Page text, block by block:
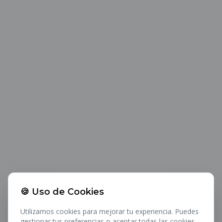
404
🍪 Uso de Cookies
Utilizamos cookies para mejorar tu experiencia. Puedes